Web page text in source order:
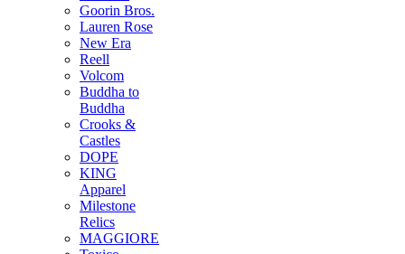
Goorin Bros.
Lauren Rose
New Era
Reell
Volcom
Buddha to
Buddha
Crooks &
Castles
DOPE
KING
Apparel
Milestone
Relics
MAGGIORE